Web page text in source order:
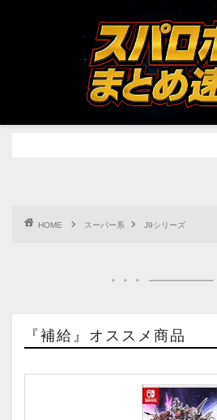
HOME スーパー系 J9シリーズ
『補給』オススメ商品